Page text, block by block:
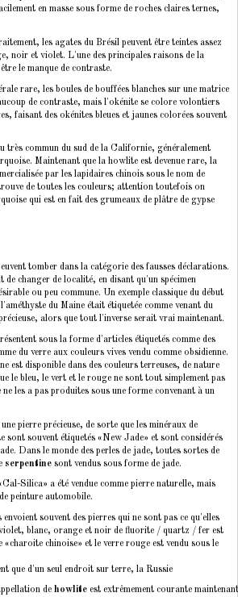
en masse sous forme de roches claires ternes,
les agates du Brésil peuvent être teintes assez
noir et violet. L'une des principales raisons de la
le manque de contraste.
rare, les boules de bouffées blanches sur une matrice
de contraste, mais l'okénite se colore volontiers
faisant des okénites bleues et jaunes colorées souvent
très commun du sud de la Californie, généralement
Maintenant que la howlite est devenue rare, la
par les lapidaires chinois sous le nom de
de toutes les couleurs; attention toutefois on
qui est en fait des grumeaux de plâtre de gypse
tomber dans la catégorie des fausses déclarations.
changer de localité, en disant qu'un spécimen
ou peu commune. Un exemple classique du début
du Maine était étiquetée comme venant du
alors que tout l'inverse serait vrai maintenant.
sous la forme d'articles étiquetés comme des
du verre aux couleurs vives vendu comme obsidienne.
est disponible dans des couleurs terreuses, de nature
le bleu, le vert et le rouge ne sont tout simplement pas
les a pas produites sous une forme convenant à un
pierre précieuse, de sorte que les minéraux de
sont souvent étiquetés «New Jade» et sont considérés
Dans le monde des perles de jade, toutes sortes de
serpentinesont vendus sous forme de jade.
Silica» a été vendue comme pierre naturelle, mais
peinture automobile.
souvent des pierres qui ne sont pas ce qu'elles
blanc, orange et noir de fluorite / quartz / fer est
«charoite chinoise» et le verre rouge est vendu sous le
que d'un seul endroit sur terre, la Russie
de howliteest extrêmement courante